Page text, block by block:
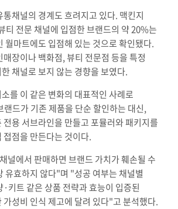
채널의 경계도 흐려지고 있다. 맥킨지
티 전문 채널에 입점한 브랜드의 약 20%는
월마트에도 입점해 있는 것으로 확인됐다.
장이나 백화점, 뷰티 전문점 등을 특정
채널로 보지 않는 경향을 보였다.
를 이 같은 변화의 대표적인 사례로
랜드가 기존 제품을 단순 할인하는 대신,
전용 서브라인을 만들고 포뮬러와 패키지를
점을 만든다는 것이다.
널에서 판매하면 브랜드 가치가 훼손될 수
유효하지 않다"며 "성공 여부는 채널별
키트 같은 상품 전략과 효능이 입증된
성비 인식 제고에 달려 있다"고 분석했다.